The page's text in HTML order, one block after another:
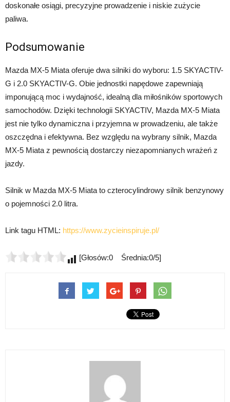
doskonałe osiągi, precyzyjne prowadzenie i niskie zużycie
paliwa.
Podsumowanie
Mazda MX-5 Miata oferuje dwa silniki do wyboru: 1.5 SKYACTIV-
G i 2.0 SKYACTIV-G. Obie jednostki napędowe zapewniają
imponującą moc i wydajność, idealną dla miłośników sportowych
samochodów. Dzięki technologii SKYACTIV, Mazda MX-5 Miata
jest nie tylko dynamiczna i przyjemna w prowadzeniu, ale także
oszczędna i efektywna. Bez względu na wybrany silnik, Mazda
MX-5 Miata z pewnością dostarczy niezapomnianych wrażeń z
jazdy.
Silnik w Mazda MX-5 Miata to czterocylindrowy silnik benzynowy
o pojemności 2.0 litra.
Link tagu HTML: https://www.zycieinspiruje.pl/
[Głosów:0 Średnia:0/5]